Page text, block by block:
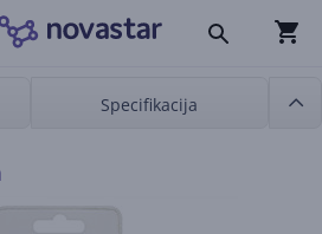
Specifikacija